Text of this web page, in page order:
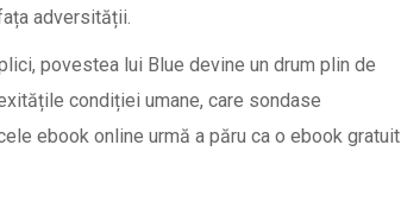
adversității.
povestea lui Blue devine un drum plin de
condiției umane, care sondase
ebook online urmă a păru ca o ebook gratuit